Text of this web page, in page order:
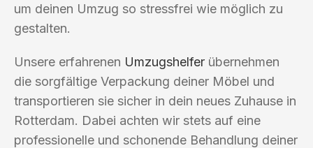
um deinen Umzug so stressfrei wie möglich zu
gestalten.
Unsere erfahrenen Umzugshelfer übernehmen
die sorgfältige Verpackung deiner Möbel und
transportieren sie sicher in dein neues Zuhause in
Rotterdam. Dabei achten wir stets auf eine
professionelle und schonende Behandlung deiner